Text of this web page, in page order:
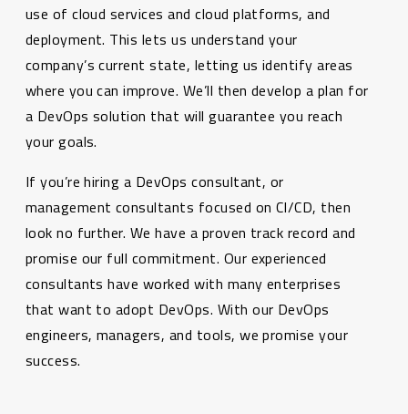
use of cloud services and cloud platforms, and
deployment. This lets us understand your
company’s current state, letting us identify areas
where you can improve. We’ll then develop a plan for
a DevOps solution that will guarantee you reach
your goals.
If you’re hiring a DevOps consultant, or
management consultants focused on CI/CD, then
look no further. We have a proven track record and
promise our full commitment. Our experienced
consultants have worked with many enterprises
that want to adopt DevOps. With our DevOps
engineers, managers, and tools, we promise your
success.